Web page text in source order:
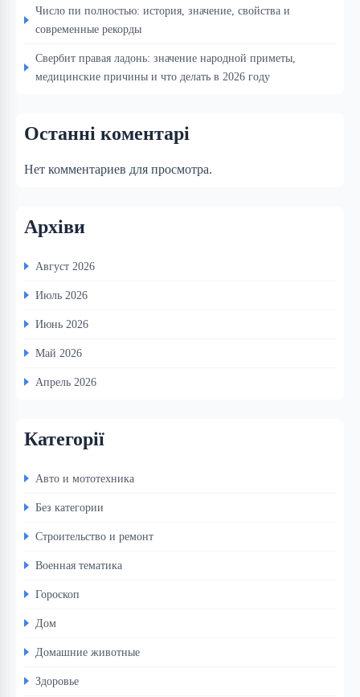
Число пи полностью: история, значение, свойства и
современные рекорды
Свербит правая ладонь: значение народной приметы,
медицинские причины и что делать в 2026 году
Останні коментарі
Нет комментариев для просмотра.
Архіви
Август 2026
Июль 2026
Июнь 2026
Май 2026
Апрель 2026
Категорії
Авто и мототехника
Без категории
Строительство и ремонт
Военная тематика
Гороскоп
Дом
Домашние животные
Здоровье